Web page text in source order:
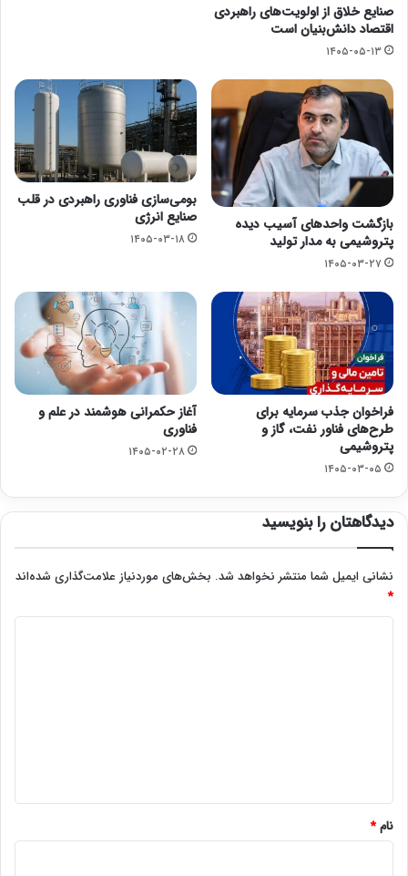
صنایع خلاق از اولویت‌های راهبردی
اقتصاد دانش‌بنیان است
۱۴۰۵-۰۵-۱۳
بازگشت واحد‌های آسیب دیده
پتروشیمی به مدار تولید
۱۴۰۵-۰۳-۲۷
بومی‌سازی فناوری راهبردی در قلب
صنایع انرژی
۱۴۰۵-۰۳-۱۸
فراخوان جذب سرمایه برای
طرح‌های فناور نفت، گاز و
پتروشیمی
۱۴۰۵-۰۳-۰۵
آغاز حکمرانی هوشمند در علم و
فناوری
۱۴۰۵-۰۲-۲۸
دیدگاهتان را بنویسید
نشانی ایمیل شما منتشر نخواهد شد. بخش‌های موردنیاز علامت‌گذاری شده‌اند
*
نام*